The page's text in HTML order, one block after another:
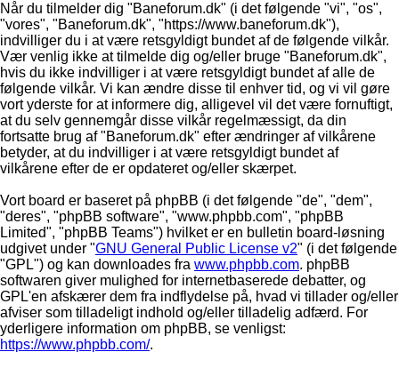
Når du tilmelder dig "Baneforum.dk" (i det følgende "vi", "os",
"vores", "Baneforum.dk", "https://www.baneforum.dk"),
indvilliger du i at være retsgyldigt bundet af de følgende vilkår.
Vær venlig ikke at tilmelde dig og/eller bruge "Baneforum.dk",
hvis du ikke indvilliger i at være retsgyldigt bundet af alle de
følgende vilkår. Vi kan ændre disse til enhver tid, og vi vil gøre
vort yderste for at informere dig, alligevel vil det være fornuftigt,
at du selv gennemgår disse vilkår regelmæssigt, da din
fortsatte brug af "Baneforum.dk" efter ændringer af vilkårene
betyder, at du indvilliger i at være retsgyldigt bundet af
vilkårene efter de er opdateret og/eller skærpet.
Vort board er baseret på phpBB (i det følgende "de", "dem",
"deres", "phpBB software", "www.phpbb.com", "phpBB
Limited", "phpBB Teams") hvilket er en bulletin board-løsning
udgivet under "GNU General Public License v2" (i det følgende
"GPL") og kan downloades fra www.phpbb.com. phpBB
softwaren giver mulighed for internetbaserede debatter, og
GPL'en afskærer dem fra indflydelse på, hvad vi tillader og/eller
afviser som tilladeligt indhold og/eller tilladelig adfærd. For
yderligere information om phpBB, se venligst:
https://www.phpbb.com/.